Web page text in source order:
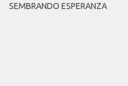
SEMBRANDO ESPERANZA